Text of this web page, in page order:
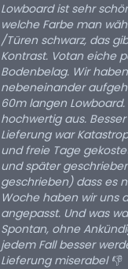
Lowboard ist sehr
welche Farbe man
/Türen schwarz, das
Kontrast. Votan eiche
Bodenbelag. Wir
nebeneinander
60m langen
hochwertig aus.
Lieferung war
und freie Tage
und später
geschrieben) dass es
Woche haben wir uns
angepasst. Und was
Spontan, ohne
jedem Fall besser werden! Ware an sich
Lieferung miserabel 👎